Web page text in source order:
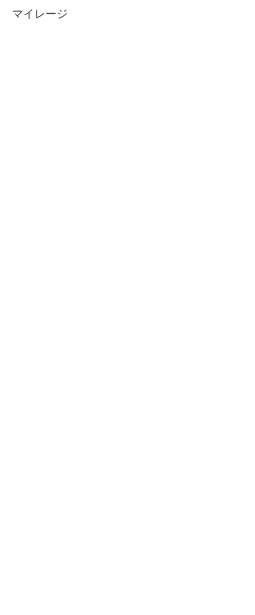
マイレージ